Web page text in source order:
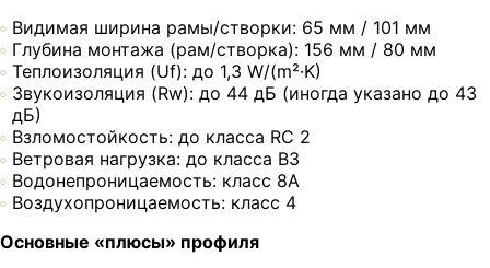
Видимая ширина рамы/створки: 65 мм / 101 мм
Глубина монтажа (рам/створка): 156 мм / 80 мм
Теплоизоляция (Uf): до 1,3 W/(m²·K)
Звукоизоляция (Rw): до 44 дБ (иногда указано до 43
дБ)
Взломостойкость: до класса RC 2
Ветровая нагрузка: до класса B3
Водонепроницаемость: класс 8A
Воздухопроницаемость: класс 4
Основные «плюсы» профиля